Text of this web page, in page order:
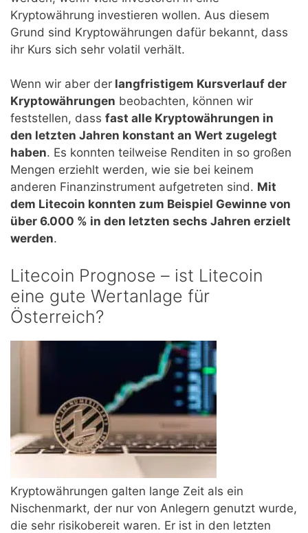
Kryptowährung investieren wollen. Aus diesem
Grund sind Kryptowährungen dafür bekannt, dass
ihr Kurs sich sehr volatil verhält.
Wenn wir aber der langfristigem Kursverlauf der
Kryptowährungen beobachten, können wir
feststellen, dass fast alle Kryptowährungen in
den letzten Jahren konstant an Wert zugelegt
haben. Es konnten teilweise Renditen in so großen
Mengen erziehlt werden, wie sie bei keinem
anderen Finanzinstrument aufgetreten sind. Mit
dem Litecoin konnten zum Beispiel Gewinne von
über 6.000 % in den letzten sechs Jahren erzielt
werden.
Litecoin Prognose – ist Litecoin
eine gute Wertanlage für
Österreich?
Kryptowährungen galten lange Zeit als ein
Nischenmarkt, der nur von Anlegern genutzt wurde,
die sehr risikobereit waren. Er ist in den letzten